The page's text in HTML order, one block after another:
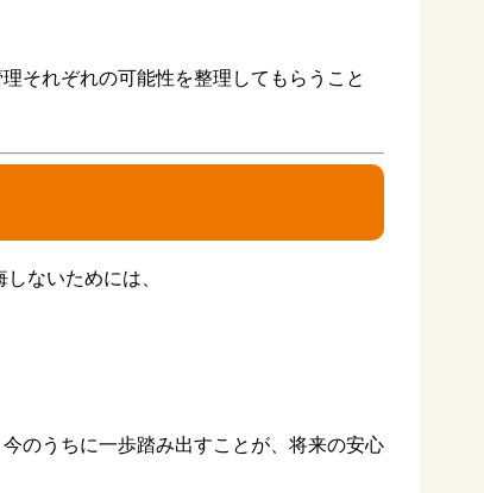
それぞれの可能性を整理してもらうこと
ないためには、
のうちに一歩踏み出すことが、将来の安心